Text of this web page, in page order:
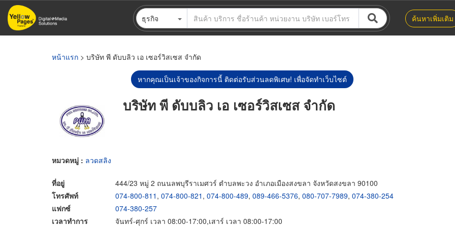
ข้าม
ไป
ธุรกิจ ค้นหาเพิ่มเติม
หน้าแรก > บริษัท พี ดับบลิว เอ เซอร์วิสเซส จำกัด
หากคุณเป็นเจ้าของกิจการนี้ ติดต่อรับส่วนลดพิเศษ! เพื่อจัดทำเว็บไซต์
บริษัท พี ดับบลิว เอ เซอร์วิสเซส จำกัด
หมวดหมู่ : ลวดสลิง
ที่อยู่
444/23 หมู่ 2 ถนนลพบุรีราเมศวร์ ตำบลพะวง อำเภอเมืองสงขลา จังหวัดสงขลา 90100
โทรศัพท์
074-800-811 , 074-800-821 , 074-800-489, 089-466-5376, 080-707-7989, 074-380-254
แฟกซ์
074-380-257
เวลาทำการ
จันทร์-ศุกร์ เวลา 08:00-17:00,เสาร์ เวลา 08:00-17:00